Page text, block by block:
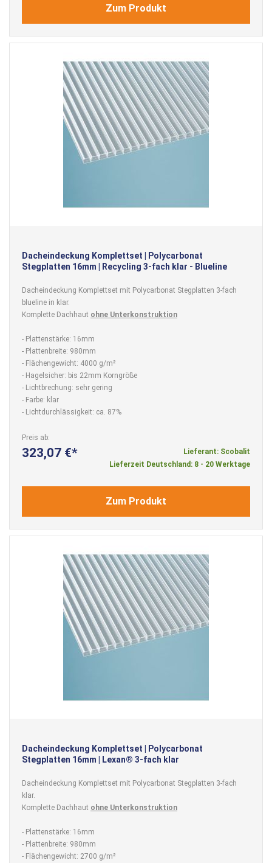
Zum Produkt
Dacheindeckung Komplettset | Polycarbonat
Stegplatten 16mm | Recycling 3-fach klar - Blueline
Dacheindeckung Komplettset mit Polycarbonat Stegplatten 3-fach
blueline in klar.
Komplette Dachhaut ohne Unterkonstruktion
- Plattenstärke: 16mm
- Plattenbreite: 980mm
- Flächengewicht: 4000 g/m²
- Hagelsicher: bis 22mm Korngröße
- Lichtbrechung: sehr gering
- Farbe: klar
- Lichtdurchlässigkeit: ca. 87%
Preis ab
323,07 €
Lieferant: Scobalit
Lieferzeit Deutschland: 8 - 20 Werktage
Zum Produkt
Dacheindeckung Komplettset | Polycarbonat
Stegplatten 16mm | Lexan® 3-fach klar
Dacheindeckung Komplettset mit Polycarbonat Stegplatten 3-fach
klar.
Komplette Dachhaut ohne Unterkonstruktion
- Plattenstärke: 16mm
- Plattenbreite: 980mm
- Flächengewicht: 2700 g/m²